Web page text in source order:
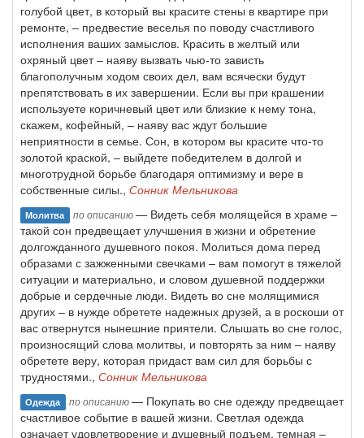
голубой цвет, в который вы красите стены в квартире при
ремонте, – предвестие веселья по поводу счастливого
исполнения ваших замыслов. Красить в желтый или
охряный цвет – наяву вызвать чью-то зависть
благополучным ходом своих дел, вам всячески будут
препятствовать в их завершении. Если вы при крашении
используете коричневый цвет или близкие к нему тона,
скажем, кофейный, – наяву вас ждут большие
неприятности в семье. Сон, в котором вы красите что-то
золотой краской, – выйдете победителем в долгой и
многотрудной борьбе благодаря оптимизму и вере в
собственные силы., Сонник Мельникова
Молитва по описанию— Видеть себя молящейся в храме –
такой сон предвещает улучшения в жизни и обретение
долгожданного душевного покоя. Молиться дома перед
образами с зажженными свечками – вам помогут в тяжелой
ситуации и материально, и словом душевной поддержки
добрые и сердечные люди. Видеть во сне молящимися
других – в нужде обретете надежных друзей, а в роскоши от
вас отвернутся нынешние приятели. Слышать во сне голос,
произносящий слова молитвы, и повторять за ним – наяву
обретете веру, которая придаст вам сил для борьбы с
трудностями., Сонник Мельникова
Одежда по описанию— Покупать во сне одежду предвещает
счастливое событие в вашей жизни. Светлая одежда
означает удовлетворение и душевный подъем, темная –